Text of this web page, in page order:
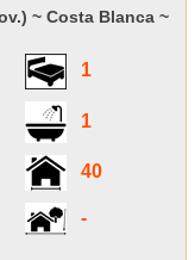
~ Costa Blanca ~
1
1
40
-